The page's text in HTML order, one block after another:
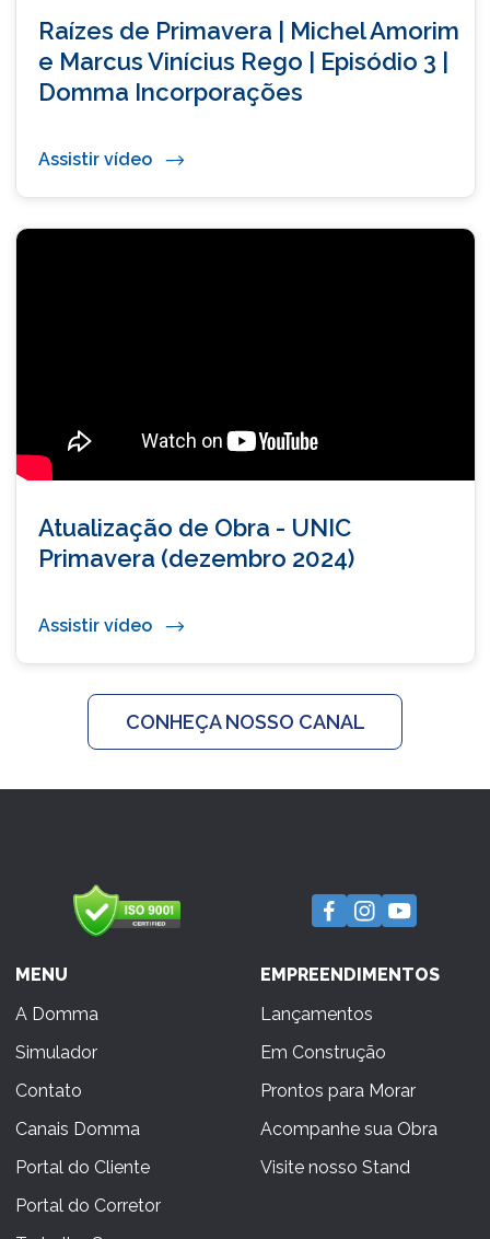
Raízes de Primavera | Michel Amorim
e Marcus Vinícius Rego | Episódio 3 |
Domma Incorporações
Assistir vídeo
Atualização de Obra - UNIC
Primavera (dezembro 2024)
Assistir vídeo
CONHEÇA NOSSO CANAL
MENU
A Domma
Simulador
Contato
Canais Domma
Portal do Cliente
Portal do Corretor
EMPREENDIMENTOS
Lançamentos
Em Construção
Prontos para Morar
Acompanhe sua Obra
Visite nosso Stand